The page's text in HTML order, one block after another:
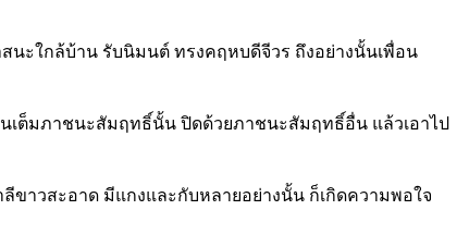
นะใกล้บ้าน รับนิมนต์ ทรงคฤหบดีจีวร ถึงอย่างนั้นเพื่อน
เต็มภาชนะสัมฤทธิ์นั้น ปิดด้วยภาชนะสัมฤทธิ์อื่น แล้วเอาไป
าวสะอาด มีแกงและกับหลายอย่างนั้น ก็เกิดความพอใจ